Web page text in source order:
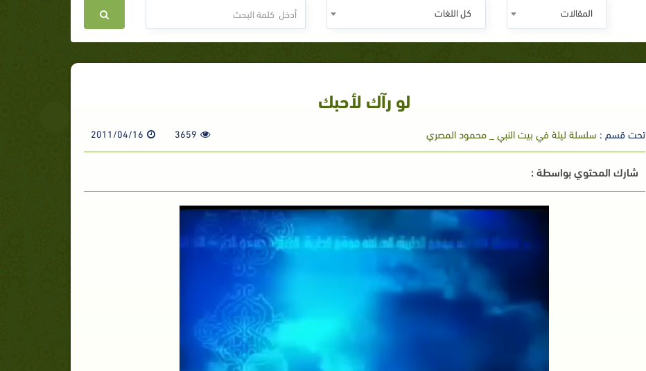
المقالات كل اللغات
لو رآك لأحبك
تحت قسم : سلسلة ليلة في بيت النبي _ محمود المصري 3659
2011/04/16
شارك المحتوي بواسطة :